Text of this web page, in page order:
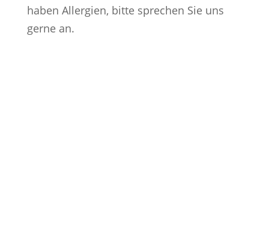
haben Allergien, bitte sprechen Sie uns
gerne an.